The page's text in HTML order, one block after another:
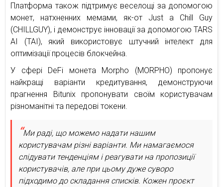
Платформа також підтримує веселощі за допомогою
монет, натхненних мемами, як-от Just a Chill Guy
(CHILLGUY), і демонструє інновації за допомогою TARS
AI (TAI), який використовує штучний інтелект для
оптимізації процесів блокчейна.
У сфері DeFi монета Morpho (MORPHO) пропонує
найкращі варіанти кредитування, демонструючи
прагнення Bitunix пропонувати своїм користувачам
різноманітні та передові токени.
Ми раді, що можемо надати нашим
користувачам різні варіанти. Ми намагаємося
слідувати тенденціям і реагувати на пропозиції
користувачів, але при цьому дуже суворо
підходимо до складання списків. Кожен проєкт